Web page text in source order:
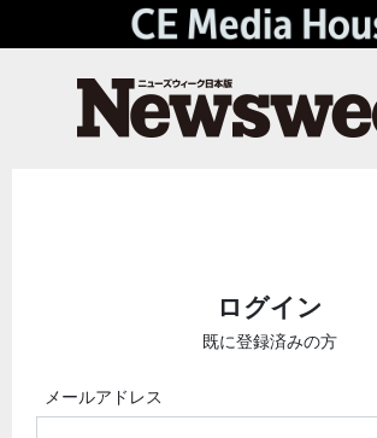
ログイン
既に登録済みの方
メールアドレス